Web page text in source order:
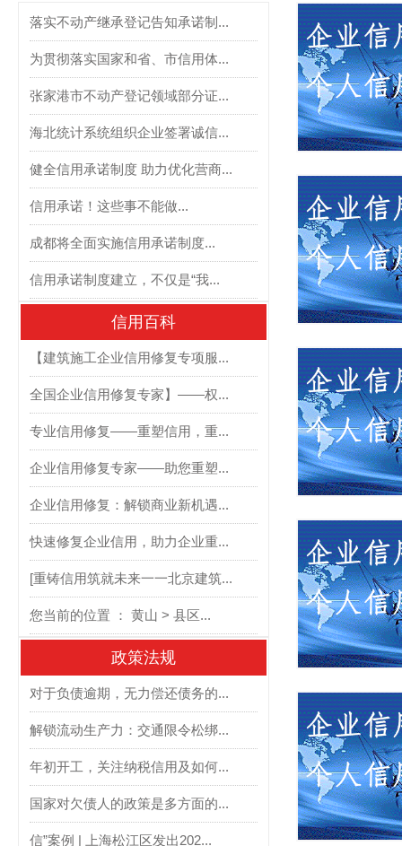
落实不动产继承登记告知承诺制...
为贯彻落实国家和省、市信用体...
张家港市不动产登记领域部分证...
海北统计系统组织企业签署诚信...
健全信用承诺制度 助力优化营商...
信用承诺！这些事不能做...
成都将全面实施信用承诺制度...
信用承诺制度建立，不仅是“我...
信用百科
【建筑施工企业信用修复专项服...
全国企业信用修复专家】——权...
专业信用修复——重塑信用，重...
企业信用修复专家——助您重塑...
企业信用修复：解锁商业新机遇...
快速修复企业信用，助力企业重...
[重铸信用筑就未来一一北京建筑...
您当前的位置 ： 黄山 > 县区...
政策法规
对于负债逾期，无力偿还债务的...
解锁流动生产力：交通限令松绑...
年初开工，关注纳税信用及如何...
国家对欠债人的政策是多方面的...
信”案例 | 上海松江区发出202...